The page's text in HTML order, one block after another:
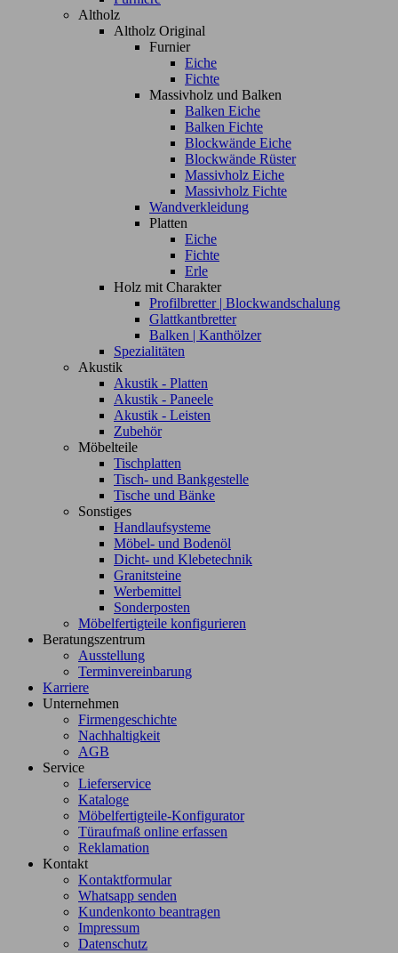
Altholz
Altholz Original
Furnier
Eiche
Fichte
Massivholz und Balken
Balken Eiche
Balken Fichte
Blockwände Eiche
Blockwände Rüster
Massivholz Eiche
Massivholz Fichte
Wandverkleidung
Platten
Eiche
Fichte
Erle
Holz mit Charakter
Profilbretter | Blockwandschalung
Glattkantbretter
Balken | Kanthölzer
Spezialitäten
Akustik
Akustik - Platten
Akustik - Paneele
Akustik - Leisten
Zubehör
Möbelteile
Tischplatten
Tisch- und Bankgestelle
Tische und Bänke
Sonstiges
Handlaufsysteme
Möbel- und Bodenöl
Dicht- und Klebetechnik
Granitsteine
Werbemittel
Sonderposten
Möbelfertigteile konfigurieren
Beratungszentrum
Ausstellung
Terminvereinbarung
Karriere
Unternehmen
Firmengeschichte
Nachhaltigkeit
AGB
Service
Lieferservice
Kataloge
Möbelfertigteile-Konfigurator
Türaufmaß online erfassen
Reklamation
Kontakt
Kontaktformular
Whatsapp senden
Kundenkonto beantragen
Impressum
Datenschutz